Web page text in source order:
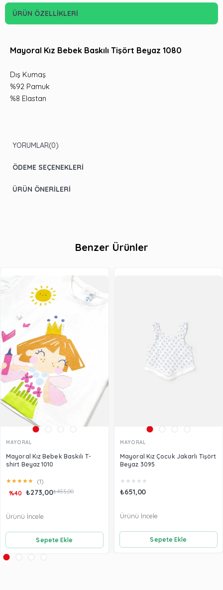
ÜRÜN ÖZELLIKLERI
Mayoral Kız Bebek Baskılı Tişört Beyaz 1080
Dış Kumaş
%92 Pamuk
%8 Elastan
YORUMLAR(0)
ÖDEME SEÇENEKLERI
ÜRÜN ÖNERILERI
Benzer Ürünler
MAYORAL
Mayoral Kız Bebek Baskılı T-
shirt Beyaz 1010
★★★★★ (1)
₺273,00₺455,00
%40
Sepete Ekle
Ürünü İncele
MAYORAL
Mayoral Kız Çocuk Jakarlı Tişört
Beyaz 3095
★ ★ ★ ★ ★
₺651,00
Sepete Ekle
Ürünü İncele